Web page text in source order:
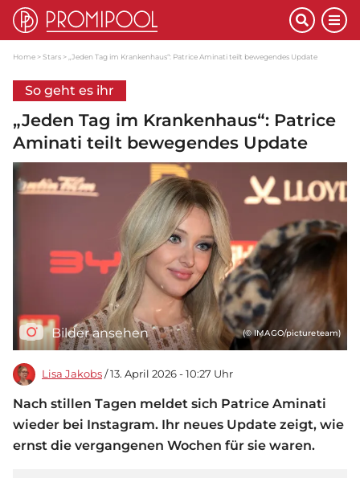
Home Stars „Jeden Tag im Krankenhaus“: Patrice Aminati teilt bewegendes Update
So geht es ihr
„Jeden Tag im Krankenhaus“: Patrice
Aminati teilt bewegendes Update
Bilder ansehen (© IMAGO/pictureteam)
Lisa Jakobs / 13. April 2026 - 10:27 Uhr
Nach stillen Tagen meldet sich Patrice Aminati
wieder bei Instagram. Ihr neues Update zeigt, wie
ernst die vergangenen Wochen für sie waren.